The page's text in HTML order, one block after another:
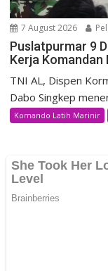
7 August 2026
Puslatpurmar 9
Kerja
TNI AL, Dispen
Dabo Singkep
Komando Latih Marinir